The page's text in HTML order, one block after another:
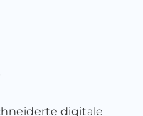
digitale